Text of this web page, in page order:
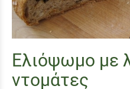
Ελιόψωμο με
ντομάτες